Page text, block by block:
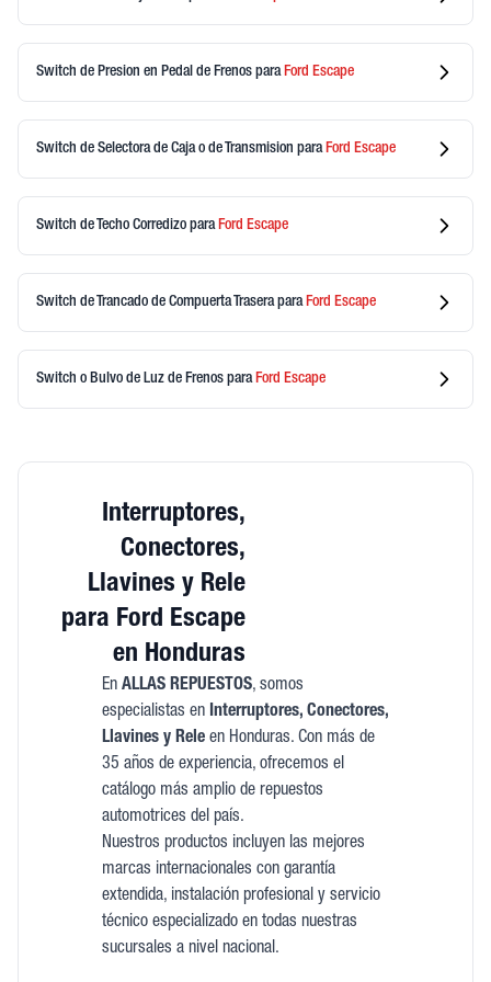
Switch de Presion en Pedal de Frenos para Ford Escape
Switch de Selectora de Caja o de Transmision para Ford Escape
Switch de Techo Corredizo para Ford Escape
Switch de Trancado de Compuerta Traserapara Ford Escape
Switch o Bulvo de Luz de Frenos para Ford Escape
Interruptores,
Conectores,
Llavines y Rele
para Ford Escape
en Honduras
En ALLAS REPUESTOS, somos
especialistas en Interruptores, Conectores,
Llavines y Releen Honduras. Con más de
35 años de experiencia, ofrecemos el
catálogo más amplio de repuestos
automotrices del país.
Nuestros productos incluyen las mejores
marcas internacionales con garantía
extendida, instalación profesional y servicio
técnico especializado en todas nuestras
sucursales a nivel nacional.